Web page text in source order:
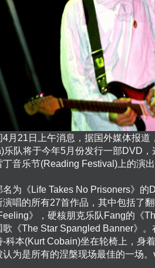
4月21日上午消息，据国外媒体报道
乐队将于今年5月份发行一部DVD
丁音乐节(Reading Festival)上的演
《Life Takes No Prisoners》的
演唱的所有27首作品，其中包括了
》，硬核朋克乐队Fang的《
歌《The Star Spangled Banner》
-科本(Kurt Cobain)坐在轮椅上，身
认为是所有的涅槃现场最佳的一场